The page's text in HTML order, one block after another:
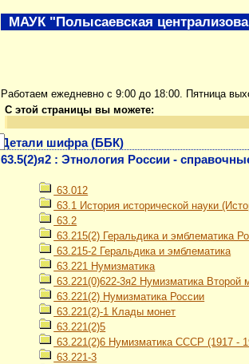
Работаем ежедневно с 9:00 до 18:00. Пятница
С этой страницы вы можете:
Детали шифра (ББК)
63.5(2)я2 : Этнология России -
63.012
63.1 История исторической науки
63.2
63.215(2) Геральдика и эмблематика
63.215-2 Геральдика и эмблематика
63.221 Нумизматика
63.221(0)622-3я2 Нумизматика
63.221(2) Нумизматика России
63.221(2)-1 Клады монет
63.221(2)5
63.221(2)6 Нумизматика СССР (1917 -
63.221-3
МАУК "Полысаевская